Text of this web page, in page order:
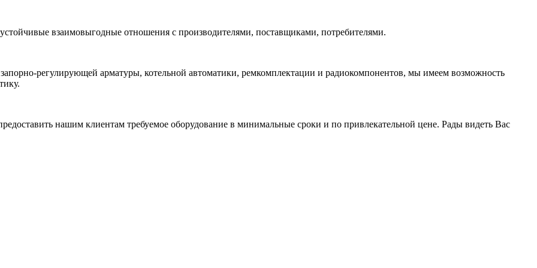
взаимовыгодные отношения с производителями, поставщиками, потребителями.
регулирующей арматуры, котельной автоматики, ремкомплектации и радиокомпонентов, мы имеем возможность
нашим клиентам требуемое оборудование в минимальные сроки и по привлекательной цене. Рады видеть Вас